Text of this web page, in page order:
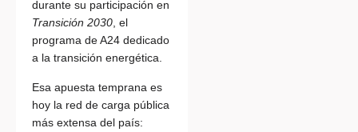
durante su participación en
Transición 2030, el
programa de A24 dedicado
a la transición energética.
Esa apuesta temprana es
hoy la red de carga pública
más extensa del país: